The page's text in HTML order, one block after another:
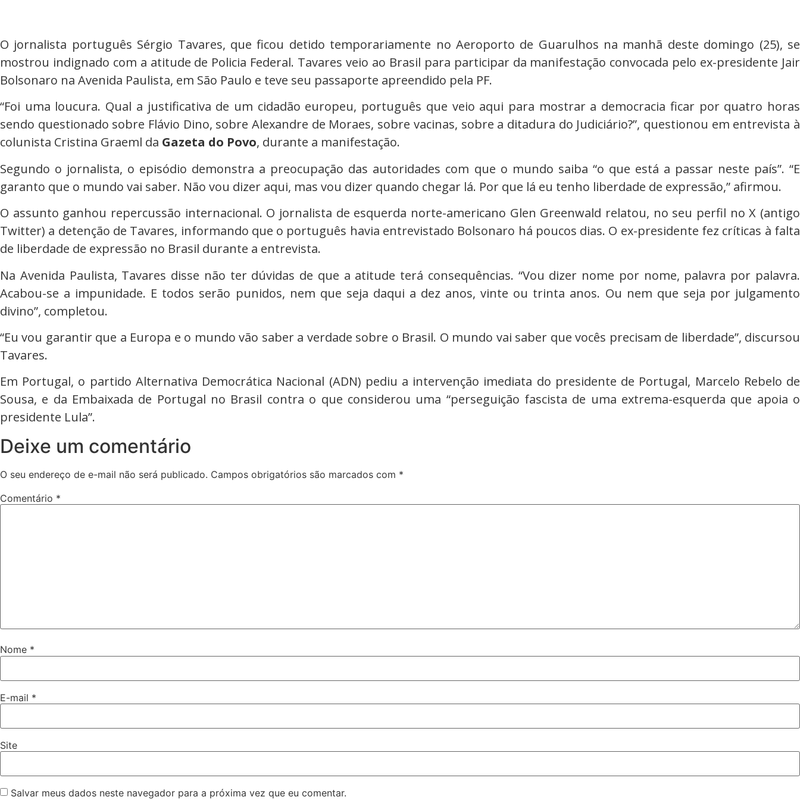
O jornalista português Sérgio Tavares, que ficou detido temporariamente no Aeroporto de Guarulhos na manhã deste domingo (25), se
mostrou indignado com a atitude de Policia Federal. Tavares veio ao Brasil para participar da manifestação convocada pelo ex-presidente Jair
Bolsonaro na Avenida Paulista, em São Paulo e teve seu passaporte apreendido pela PF.
“Foi uma loucura. Qual a justificativa de um cidadão europeu, português que veio aqui para mostrar a democracia ficar por quatro horas
sendo questionado sobre Flávio Dino, sobre Alexandre de Moraes, sobre vacinas, sobre a ditadura do Judiciário?”, questionou em entrevista à
colunista Cristina Graeml da Gazeta do Povo, durante a manifestação.
Segundo o jornalista, o episódio demonstra a preocupação das autoridades com que o mundo saiba “o que está a passar neste país”. “E
garanto que o mundo vai saber. Não vou dizer aqui, mas vou dizer quando chegar lá. Por que lá eu tenho liberdade de expressão,” afirmou.
O assunto ganhou repercussão internacional. O jornalista de esquerda norte-americano Glen Greenwald relatou, no seu perfil no X (antigo
Twitter) a detenção de Tavares, informando que o português havia entrevistado Bolsonaro há poucos dias. O ex-presidente fez críticas à falta
de liberdade de expressão no Brasil durante a entrevista.
Na Avenida Paulista, Tavares disse não ter dúvidas de que a atitude terá consequências. “Vou dizer nome por nome, palavra por palavra.
Acabou-se a impunidade. E todos serão punidos, nem que seja daqui a dez anos, vinte ou trinta anos. Ou nem que seja por julgamento
divino”, completou.
“Eu vou garantir que a Europa e o mundo vão saber a verdade sobre o Brasil. O mundo vai saber que vocês precisam de liberdade”, discursou
Tavares.
Em Portugal, o partido Alternativa Democrática Nacional (ADN) pediu a intervenção imediata do presidente de Portugal, Marcelo Rebelo de
Sousa, e da Embaixada de Portugal no Brasil contra o que considerou uma “perseguição fascista de uma extrema-esquerda que apoia o
presidente Lula”.
Deixe um comentário
O seu endereço de e-mail não será publicado. Campos obrigatórios são marcados com *
Comentário *
Nome *
E-mail *
Site
Salvar meus dados neste navegador para a próxima vez que eu comentar.